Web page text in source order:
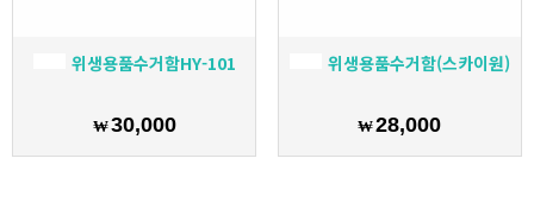
위생용품수거함HY-101
₩30,000
위생용품수거함(스카이원)
₩28,000